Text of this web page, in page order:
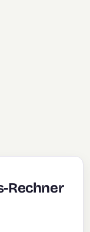
Rechner